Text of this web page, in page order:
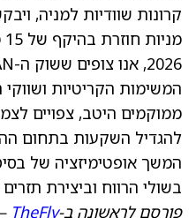
קרונות שוודיות למניה,
המשימות הקריטיות
ממוקמים היטב, צפויים
המשך אופטימיזציה של
בשולי הרווח וביצירת תזרים
פורסם לראשונה ב-TheFly